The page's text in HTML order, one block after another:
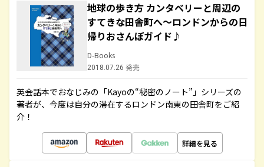
地球の歩き方 カンタベリーと周辺の
すてきな田舎町へ～ロンドンからの日
帰りおさんぽガイド♪
D-Books
2018.07.26 発売
英会話本でおなじみの「Kayoの“秘密のノート”」シリーズの
著者が、今度は自分の滞在するロンドン南東の田舎町をご紹
介！
詳細を見る